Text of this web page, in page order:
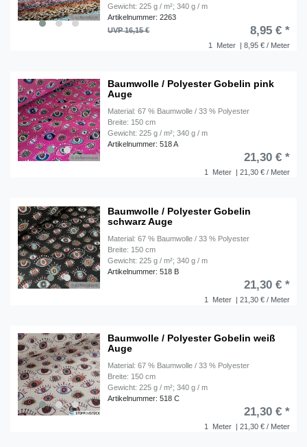
Gewicht: 225 g / m²; 340 g / m
Artikelnummer: 2263
1 Meter | 8,95 € / Meter
UVP 16,15 € 8,95 € *
Baumwolle / Polyester Gobelin pink
Auge
Material: 67 % Baumwolle / 33 % Polyester
Breite: 150 cm
Gewicht: 225 g / m²; 340 g / m
Artikelnummer: 518 A
1 Meter | 21,30 € / Meter
21,30 € *
Baumwolle / Polyester Gobelin
schwarz Auge
Material: 67 % Baumwolle / 33 % Polyester
Breite: 150 cm
Gewicht: 225 g / m²; 340 g / m
Artikelnummer: 518 B
1 Meter | 21,30 € / Meter
21,30 € *
Baumwolle / Polyester Gobelin weiß
Auge
Material: 67 % Baumwolle / 33 % Polyester
Breite: 150 cm
Gewicht: 225 g / m²; 340 g / m
Artikelnummer: 518 C
1 Meter | 21,30 € / Meter
21,30 € *